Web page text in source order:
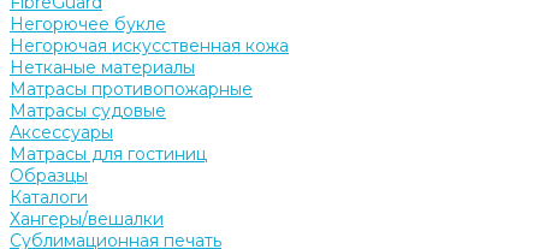
Негорючее букле
Негорючая искусственная кожа
Нетканые материалы
Матрасы противопожарные
Матрасы судовые
Аксессуары
Матрасы для гостиниц
Образцы
Каталоги
Хангеры/вешалки
Сублимационная печать